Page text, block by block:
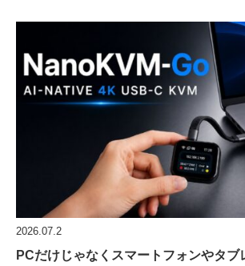
2026.07.2
PCだけじゃなくスマートフォンやタブ